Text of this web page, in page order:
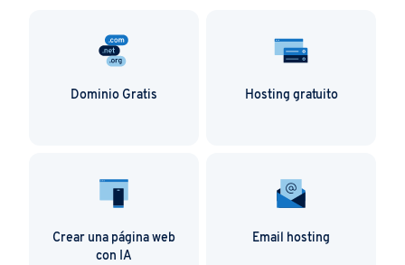
Dominio Gratis Hosting gratuito
Crear una página web
con IA
Email hosting